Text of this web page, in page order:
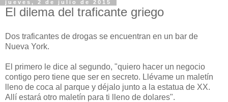
jueves, 2 de julio de 2015
El dilema del traficante griego
Dos traficantes de drogas se encuentran en un bar de
Nueva York.
El primero le dice al segundo, "quiero hacer un negocio
contigo pero tiene que ser en secreto. Llévame un maletín
lleno de coca al parque y déjalo junto a la estatua de XX.
Allí estará otro maletín para ti lleno de dolares".